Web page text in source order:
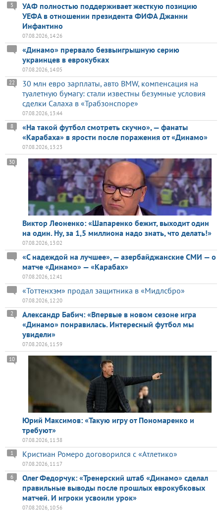
УАФ полностью поддерживает жесткую позицию
УЕФА в отношении президента ФИФА Джанни
Инфантино
5
07.08.2026, 14:26
«Динамо» прервало безвыигрышную серию
украинцев в еврокубках
07.08.2026, 14:05
30 млн евро зарплаты, авто BMW, компенсация на
туалетную бумагу: стали известны безумные условия
сделки Салаха в «Трабзонспоре»
22
07.08.2026, 13:44
«На такой футбол смотреть скучно», — фанаты
«Карабаха» в ярости после поражения от «Динамо»
8
07.08.2026, 13:23
Виктор Леоненко: «Шапаренко бежит, выходит один
на один. Ну, за 1,5 миллиона надо знать, что делать!»
30
07.08.2026, 13:02
«С надеждой на лучшее», — азербайджанские СМИ — о
матче «Динамо» — «Карабах»
07.08.2026, 12:41
«Тоттенхэм» продал защитника в «Мидлсбро»
07.08.2026, 12:20
Александр Бабич: «Впервые в новом сезоне игра
«Динамо» понравилась. Интересный футбол мы
увидели»
2
07.08.2026, 11:59
Юрий Максимов: «Такую игру от Пономаренко и
требуют»
10
07.08.2026, 11:38
Кристиан Ромеро договорился с «Атлетико»
1
07.08.2026, 11:17
Олег Федорчук: «Тренерский штаб «Динамо» сделал
правильные выводы после прошлых еврокубковых
матчей. И игроки усвоили урок»
6
07.08.2026, 10:56